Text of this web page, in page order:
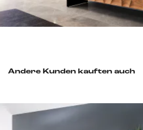
Andere Kunden kauften auch